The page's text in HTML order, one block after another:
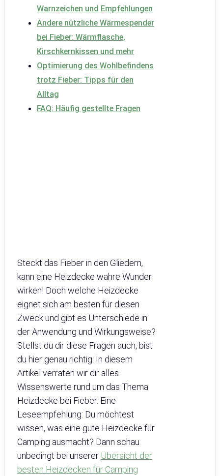
Warnzeichen und Empfehlungen
Andere nützliche Wärmespender
bei Fieber: Wärmflasche,
Kirschkernkissen und mehr
Optimierung des Wohlbefindens
trotz Fieber: Tipps für den
Alltag
FAQ: Häufig gestellte Fragen
Steckt das Fieber in den Gliedern,
kann eine Heizdecke wahre Wunder
wirken! Doch welche Heizdecke
eignet sich am besten für diesen
Zweck und gibt es Unterschiede in
der Anwendung und Wirkungsweise?
Stellst du dir diese Fragen auch, bist
du hier genau richtig: In diesem
Artikel verraten wir dir alles
Wissenswerte rund um das Thema
Heizdecke bei Fieber. Eine
Leseempfehlung: Du möchtest
wissen, was eine gute Heizdecke für
Camping ausmacht? Dann schau
unbedingt bei unserer Übersicht der
besten Heizdecken für Camping